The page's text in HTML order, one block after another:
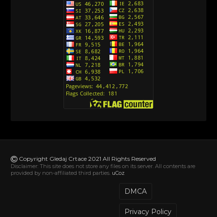
Action Man (2000) Sinhronizovano na Hrvatski
Andjeoski Prijatelji (Sinhronizovano na Srpski)
Ajkuca (Sharkdog) Sinhronizovano na Srpski
Alvin i veverice (Alvinnn!!! And the Chipmunks)
Sinhronizovano na Srpski
Avanture Mačka u čizmama (Sinhronizovano na
[78]
Abominable The Invisible (2022) Sinhronizovano
Akademija za jednoroge (Unicorn Academy)
Copyright Gledaj Crtace 2021 All Rights Reserved
Disclaimer: This site does not store any files on its server. All contents are
provided by non-affiliated third parties. uCoz
DMCA
Privacy Policy